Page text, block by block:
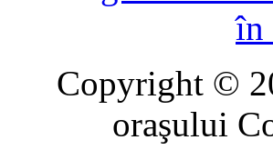
în
Copyright ©
oraşului